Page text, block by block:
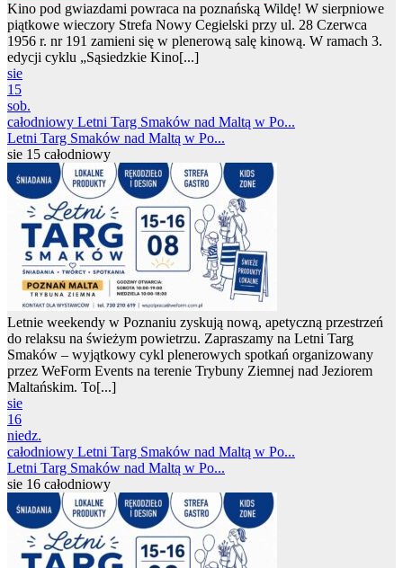
Kino pod gwiazdami powraca na poznańską Wildę! W sierpniowe
piątkowe wieczory Strefa Nowy Cegielski przy ul. 28 Czerwca
1956 r. nr 191 zamieni się w plenerową salę kinową. W ramach 3.
edycji cyklu „Sąsiedzkie Kino[...]
sie
15
sob.
całodniowy Letni Targ Smaków nad Maltą w Po...
Letni Targ Smaków nad Maltą w Po...
sie 15 całodniowy
Letnie weekendy w Poznaniu zyskują nową, apetyczną przestrzeń
do relaksu na świeżym powietrzu. Zapraszamy na Letni Targ
Smaków – wyjątkowy cykl plenerowych spotkań organizowany
przez WeForm Events na terenie Trybuny Ziemnej nad Jeziorem
Maltańskim. To[...]
sie
16
niedz.
całodniowy Letni Targ Smaków nad Maltą w Po...
Letni Targ Smaków nad Maltą w Po...
sie 16 całodniowy